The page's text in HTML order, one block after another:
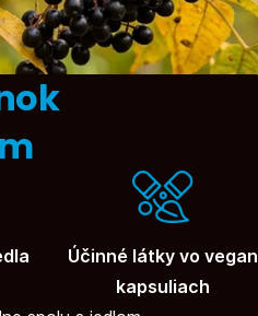
Účinné látky vo vegan
kapsuliach